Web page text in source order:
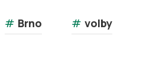
# Brno # volby